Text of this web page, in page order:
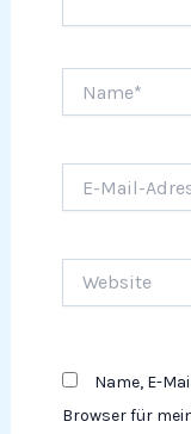
Mail-
Name, E-
Browser für